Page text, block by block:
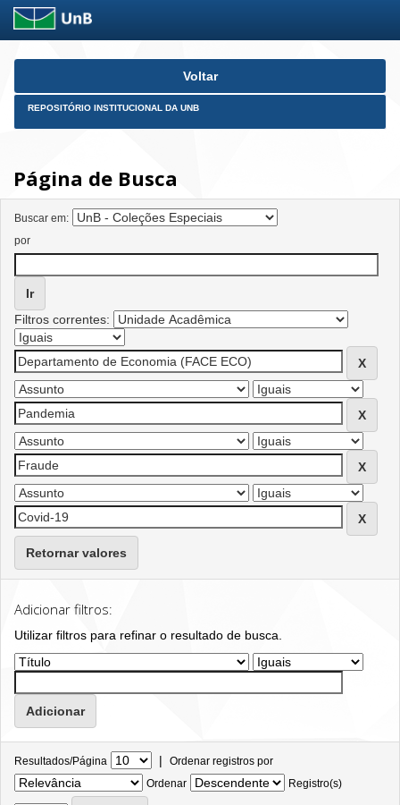
Skip
Voltar
REPOSITÓRIO INSTITUCIONAL DA UNB
Página de Busca
Buscar em:
por
Filtros correntes:
Retornar valores
Adicionar filtros:
Utilizar filtros para refinar o resultado de busca.
Resultados/Página | Ordenar registros por
Ordenar
Registro(s)